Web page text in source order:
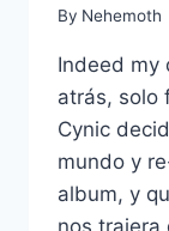
By Nehemoth
Indeed my
atrás, solo
Cynic
mundo y
album, y
nos trajera